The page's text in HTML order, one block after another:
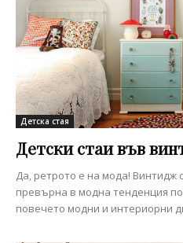
Детска стая
Детски стаи във
Да, ретрото е на мода! Винтидж
превърна в модна тенденция
повечето модни и интериорни